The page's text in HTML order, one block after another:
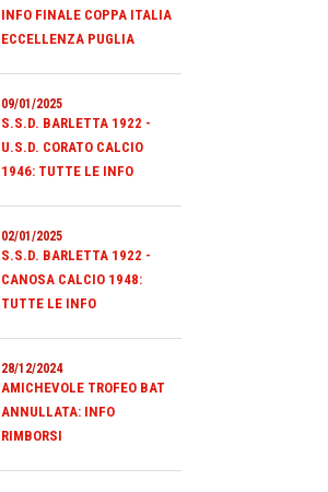
INFO FINALE COPPA ITALIA
ECCELLENZA PUGLIA
09/01/2025
S.S.D. BARLETTA 1922 -
U.S.D. CORATO CALCIO
1946: TUTTE LE INFO
02/01/2025
S.S.D. BARLETTA 1922 -
CANOSA CALCIO 1948:
TUTTE LE INFO
28/12/2024
AMICHEVOLE TROFEO BAT
ANNULLATA: INFO
RIMBORSI